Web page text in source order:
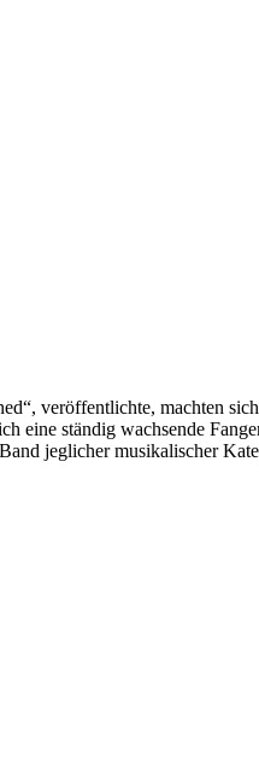
veröffentlichte, machten sich
eine ständig wachsende
jeglicher musikalischer